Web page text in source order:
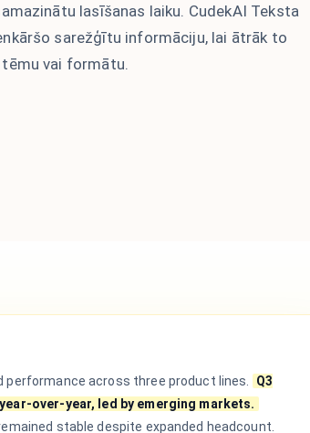
lasīšanas laiku. CudekAI Teksta
sarežģītu informāciju, lai ātrāk to
vai formātu.
performance across three product lines.
Q3
over-year, led by emerging markets.
stable despite expanded headcount.